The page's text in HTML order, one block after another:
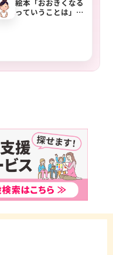
絵本「おおきくなる
っていうことは」の